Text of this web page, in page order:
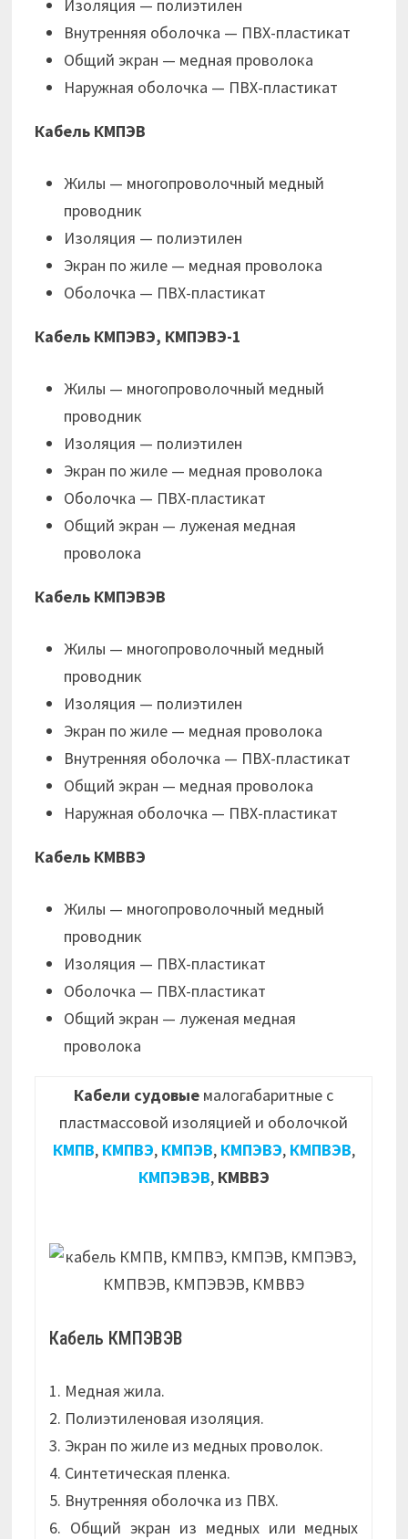
Изоляция — полиэтилен
Внутренняя оболочка — ПВХ-пластикат
Общий экран — медная проволока
Наружная оболочка — ПВХ-пластикат
Кабель КМПЭВ
Жилы — многопроволочный медный
проводник
Изоляция — полиэтилен
Экран по жиле — медная проволока
Оболочка — ПВХ-пластикат
Кабель КМПЭВЭ, КМПЭВЭ-1
Жилы — многопроволочный медный
проводник
Изоляция — полиэтилен
Экран по жиле — медная проволока
Оболочка — ПВХ-пластикат
Общий экран — луженая медная
проволока
Кабель КМПЭВЭВ
Жилы — многопроволочный медный
проводник
Изоляция — полиэтилен
Экран по жиле — медная проволока
Внутренняя оболочка — ПВХ-пластикат
Общий экран — медная проволока
Наружная оболочка — ПВХ-пластикат
Кабель КМВВЭ
Жилы — многопроволочный медный
проводник
Изоляция — ПВХ-пластикат
Оболочка — ПВХ-пластикат
Общий экран — луженая медная
проволока
Кабели судовые малогабаритные с
пластмассовой изоляцией и оболочкой
КМПВ, КМПВЭ, КМПЭВ, КМПЭВЭ, КМПВЭВ,
КМПЭВЭВ, КМВВЭ
Кабель КМПЭВЭВ
1. Медная жила.
2. Полиэтиленовая изоляция.
3. Экран по жиле из медных проволок.
4. Синтетическая пленка.
5. Внутренняя оболочка из ПВХ.
6. Общий экран из медных или медных